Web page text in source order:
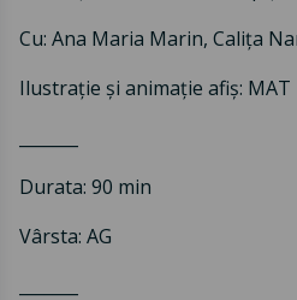
Cu: Ana Maria Marin, Calița
Ilustrație și animație afiș: MAT
Durata: 90 min
Vârsta: AG